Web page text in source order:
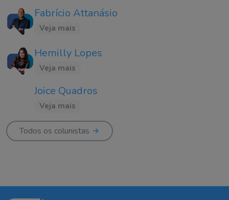
Fabrício Attanásio
Veja mais
Hemilly Lopes
Veja mais
Joice Quadros
Veja mais
Todos os colunistas